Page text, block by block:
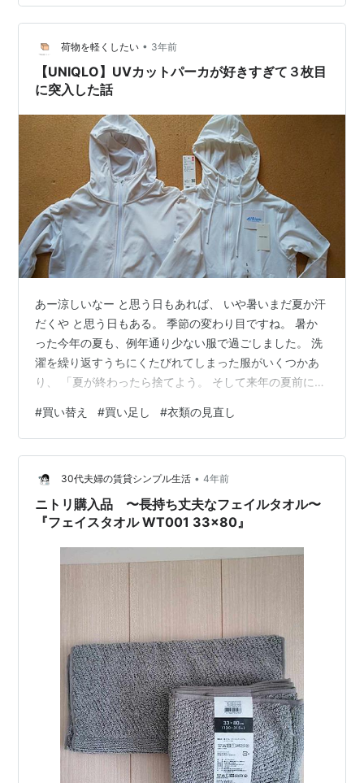
クリーニング屋さんのハンガーです。 ミニマリストにあ
こがれはあるし、美しい整理収納の画像は大好物な私。
「ハンガーの色・形をそろえる」とか、ずり落ちない
mawaハンガーとか、その界隈の方が発信するハンガー情
報に興味深々でした。…
荷物を軽くしたい • 3年前
【UNIQLO】UVカットパーカが好きすぎて３枚目
に突入した話
あー涼しいなー と思う日もあれば、 いや暑いまだ夏か汗
だくや と思う日もある。 季節の変わり目ですね。 暑か
った今年の夏も、例年通り少ない服で過ごしました。 洗
濯を繰り返すうちにくたびれてしまった服がいくつかあ
り、 「夏が終わったら捨てよう。 そして来年の夏前に買
う買い替えることにしました。 まずはこちら。 エアリズ
ムUVカットメッシュパーカ。 www.uniqlo.com UNIQLO
のUVカットパーカはかなりヘビロテしていて、１～２日
おきに着ています。 今持っているのは、コロナ禍より前
に買ったもの。 実家で洗濯したときに母の衣類から色
移…
#買い替え #買い足し #衣類の見直し
30代夫婦の賃貸シンプル生活 • 4年前
ニトリ購入品 〜長持ち丈夫なフェイルタオル〜
『フェイスタオル WT001 33×80』